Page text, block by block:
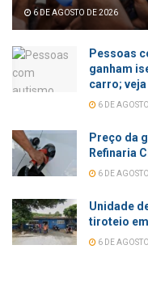
6 DE AGOSTO DE 2026
Pessoas
ganham
carro;
6 DE
Preço da
Refinaria
6 DE
Unidade
tiroteio
6 DE